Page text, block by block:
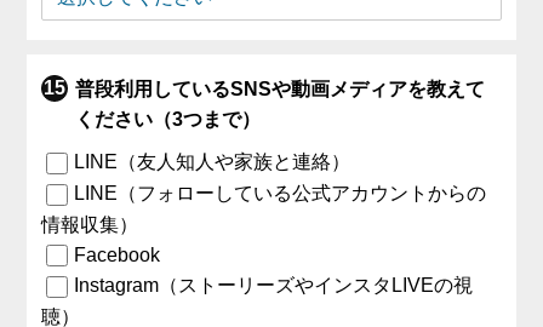
普段利用しているSNSや動画メディアを教えて
ください（3つまで）
LINE（友人知人や家族と連絡）
LINE（フォローしている公式アカウントからの
情報収集）
Facebook
Instagram（ストーリーズやインスタLIVEの視
聴）